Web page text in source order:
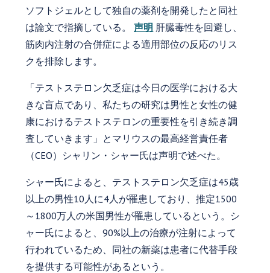
ソフトジェルとして独自の薬剤を開発したと同社
は論文で指摘している。声明 肝臓毒性を回避し、
筋肉内注射の合併症による適用部位の反応のリス
クを排除します。
「テストステロン欠乏症は今日の医学における大
きな盲点であり、私たちの研究は男性と女性の健
康におけるテストステロンの重要性を引き続き調
査していきます」とマリウスの最高経営責任者
（CEO）シャリン・シャー氏は声明で述べた。
シャー氏によると、テストステロン欠乏症は45歳
以上の男性10人に4人が罹患しており、推定1500
～1800万人の米国男性が罹患しているという。シ
ャー氏によると、90%以上の治療が注射によって
行われているため、同社の新薬は患者に代替手段
を提供する可能性があるという。